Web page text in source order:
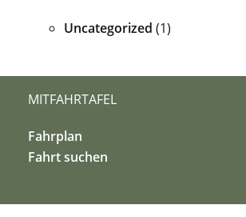
Uncategorized (1)
MITFAHRTAFEL
Fahrplan
Fahrt suchen